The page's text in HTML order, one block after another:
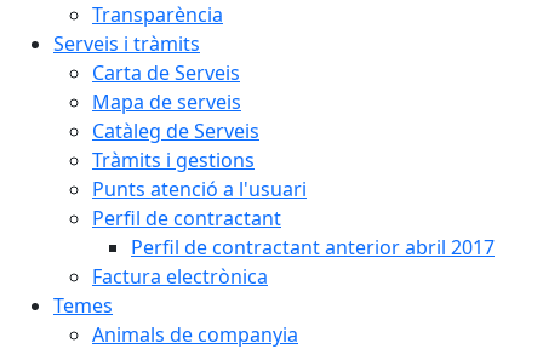
Transparència
Serveis i tràmits
Carta de Serveis
Mapa de serveis
Catàleg de Serveis
Tràmits i gestions
Punts atenció a l'usuari
Perfil de contractant
Perfil de contractant anterior abril 2017
Factura electrònica
Temes
Animals de companyia